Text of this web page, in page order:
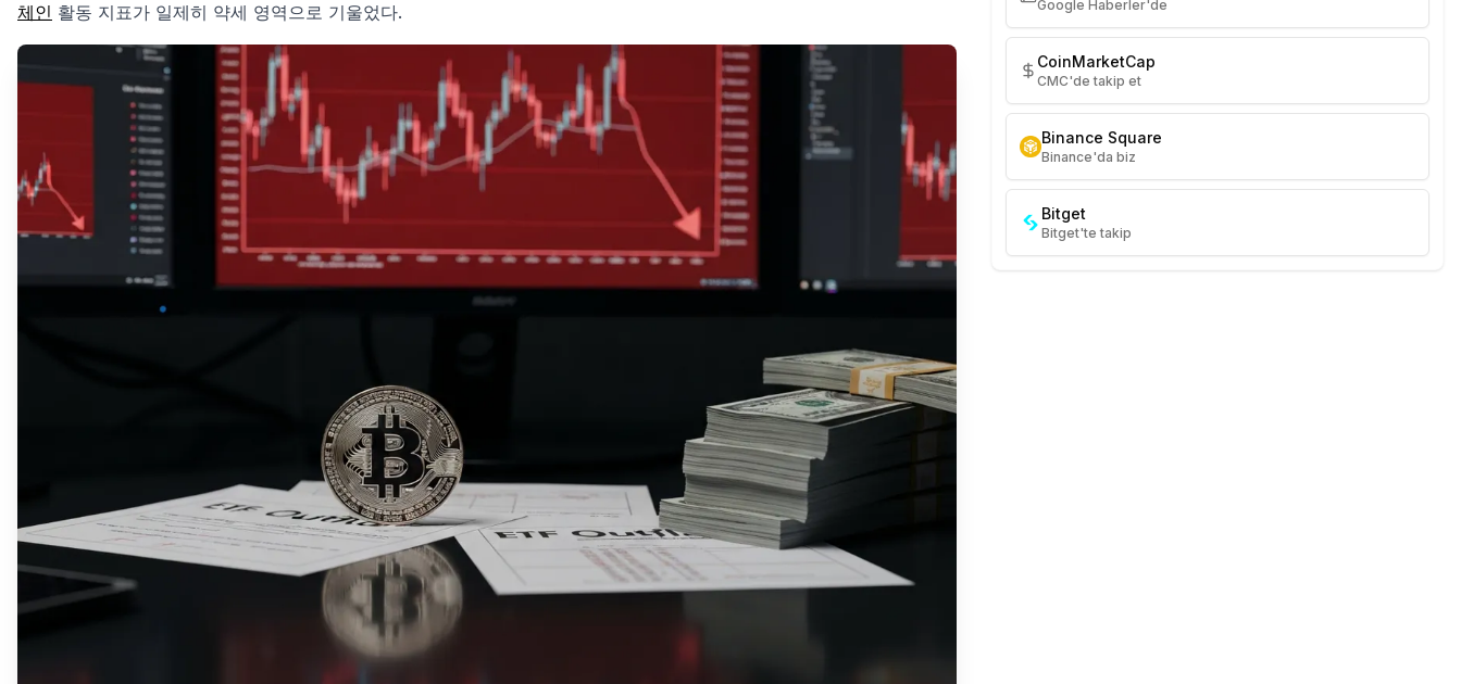
체인 활동 지표가 일제히 약세 영역으로 기울었다. Google Haberler'de
CoinMarketCap
CMC'de takip et
Binance Square
Binance'da biz
Bitget
Bitget'te takip